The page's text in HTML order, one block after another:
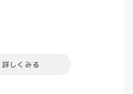
詳しくみる